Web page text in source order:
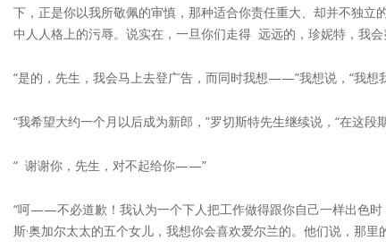
下，正是你以我所敬佩的审慎，那种适合你责任重大、却并不独
中人人格上的污辱。说实在，一旦你们走得 远远的，珍妮特，我
“是的，先生，我会马上去登广告，而同时我想——”我想说，“我想
“我希望大约一个月以后成为新郎，”罗切斯特先生继续说，“在这
“ 谢谢你，先生，对不起给你——”
“呵——不必道歉！我认为一个下人把工作做得跟你自己一样出色
斯·奥加尔太太的五个女儿，我想你会喜欢爱尔兰的。他们说，那里